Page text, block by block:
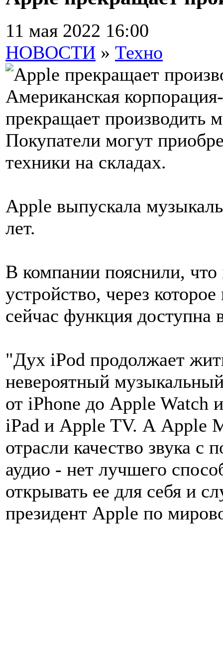
11 мая 2022 16:00
НОВОСТИ » Техно
Американская
прекращает производить
Покупатели могут
техники на складах.
Apple выпускала
лет.
В компании пояснили, что
устройство, через
сейчас функция доступна
"Дух iPod продолжает
невероятный
от iPhone до Apple Watch
iPad и Apple TV. А Apple
отрасли качество звука с
аудио - нет лучшего
открывать ее для себя и
президент Apple по